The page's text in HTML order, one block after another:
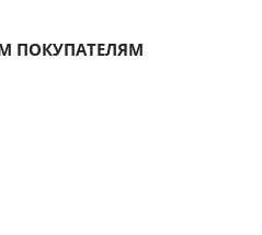
ПОКУПАТЕЛЯМ